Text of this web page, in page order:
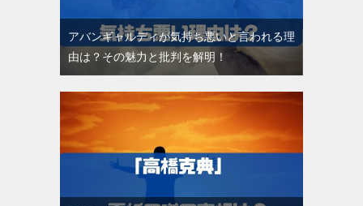
アバンギャルディが気持ち悪いと言われる理
由は？その魅力と批判を解明！